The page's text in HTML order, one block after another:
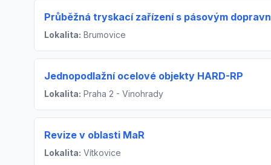
Průběžná tryskací zařízení s pásovým
Lokalita: Brumovice
Jednopodlažní ocelové objekty HARD-RP
Lokalita: Praha 2 - Vinohrady
Revize v oblasti MaR
Lokalita: Vítkovice